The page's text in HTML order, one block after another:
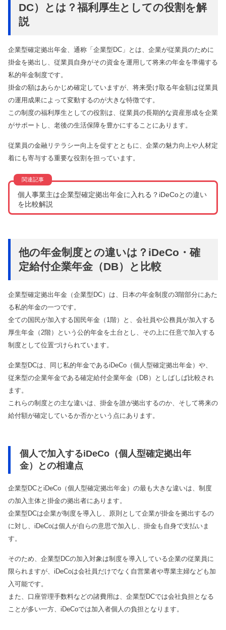
DC）とは？福利厚生としての役割を解
説
企業型確定拠出年金、通称「企業型DC」とは、企業が従業員のために
掛金を拠出し、従業員自身がその資金を運用して将来の年金を準備する
私的年金制度です。
掛金の額はあらかじめ確定していますが、将来受け取る年金額は従業員
の運用成果によって変動するのが大きな特徴です。
この制度の福利厚生としての役割は、従業員の長期的な資産形成を企業
がサポートし、老後の生活保障を豊かにすることにあります。
従業員の金融リテラシー向上を促すとともに、企業の魅力向上や人材定
着にも寄与する重要な役割を担っています。
個人事業主は企業型確定拠出年金に入れる？iDeCoとの違い
を比較解説
他の年金制度との違いは？iDeCo・確
定給付企業年金（DB）と比較
企業型確定拠出年金（企業型DC）は、日本の年金制度の3階部分にあた
る私的年金の一つです。
全ての国民が加入する国民年金（1階）と、会社員や公務員が加入する
厚生年金（2階）という公的年金を土台とし、その上に任意で加入する
制度として位置づけられています。
企業型DCは、同じ私的年金であるiDeCo（個人型確定拠出年金）や、
従来型の企業年金である確定給付企業年金（DB）としばしば比較され
ます。
これらの制度との主な違いは、掛金を誰が拠出するのか、そして将来の
給付額が確定しているか否かという点にあります。
個人で加入するiDeCo（個人型確定拠出年
金）との相違点
企業型DCとiDeCo（個人型確定拠出年金）の最も大きな違いは、制度
の加入主体と掛金の拠出者にあります。
企業型DCは企業が制度を導入し、原則として企業が掛金を拠出するの
に対し、iDeCoは個人が自らの意思で加入し、掛金も自身で支払いま
す。
そのため、企業型DCの加入対象は制度を導入している企業の従業員に
限られますが、iDeCoは会社員だけでなく自営業者や専業主婦なども加
入可能です。
また、口座管理手数料などの諸費用は、企業型DCでは会社負担となる
ことが多い一方、iDeCoでは加入者個人の負担となります。